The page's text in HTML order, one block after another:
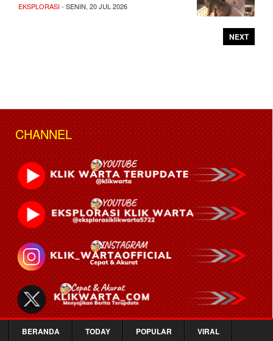
EKSPLORASI- SENIN, 20 JUL 2026
NEXT
CHANNEL
BERANDA TODAY POPULAR VIRAL